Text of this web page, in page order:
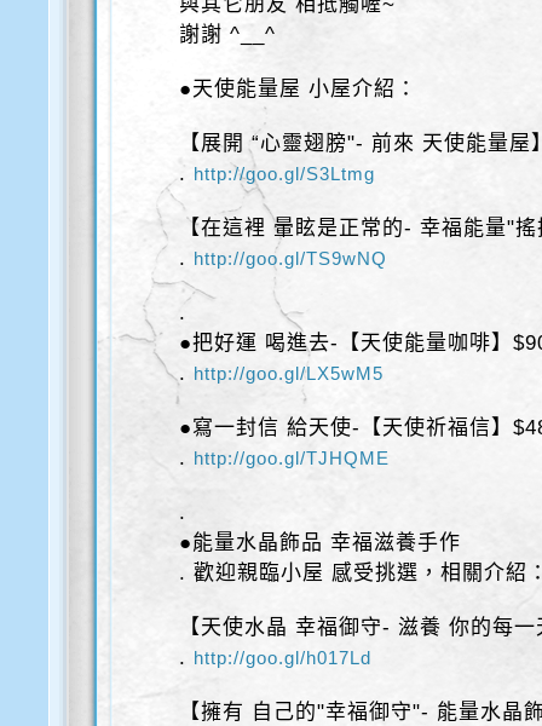
與其它朋友 相抵觸喔~
謝謝 ^__^
●天使能量屋 小屋介紹：
【展開 “心靈翅膀"- 前來 天使能量屋
. http://goo.gl/S3Ltmg
【在這裡 暈眩是正常的- 幸福能量"
. http://goo.gl/TS9wNQ
.
●把好運 喝進去-【天使能量咖啡】
. http://goo.gl/LX5wM5
●寫一封信 給天使-【天使祈福信】
. http://goo.gl/TJHQME
.
●能量水晶飾品 幸福滋養手作
. 歡迎親臨小屋 感受挑選，相關介紹
【天使水晶 幸福御守- 滋養 你的每一
. http://goo.gl/h017Ld
【擁有 自己的"幸福御守"- 能量水晶